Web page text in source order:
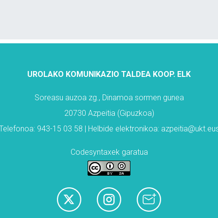
UROLAKO KOMUNIKAZIO TALDEA KOOP. ELK
Soreasu auzoa zg., Dinamoa sormen gunea
20730 Azpeitia (Gipuzkoa)
943-15 03 58 | Helbide elektronikoa:
Codesyntaxek garatua